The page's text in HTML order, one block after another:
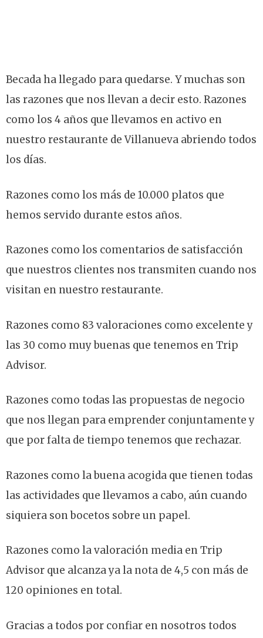
Becada ha llegado para quedarse. Y muchas son
las razones que nos llevan a decir esto. Razones
como los 4 años que llevamos en activo en
nuestro restaurante de Villanueva abriendo todos
los días.
Razones como los más de 10.000 platos que
hemos servido durante estos años.
Razones como los comentarios de satisfacción
que nuestros clientes nos transmiten cuando nos
visitan en nuestro restaurante.
Razones como 83 valoraciones como excelente y
las 30 como muy buenas que tenemos en Trip
Advisor.
Razones como todas las propuestas de negocio
que nos llegan para emprender conjuntamente y
que por falta de tiempo tenemos que rechazar.
Razones como la buena acogida que tienen todas
las actividades que llevamos a cabo, aún cuando
siquiera son bocetos sobre un papel.
Razones como la valoración media en Trip
Advisor que alcanza ya la nota de 4,5 con más de
120 opiniones en total.
Gracias a todos por confiar en nosotros todos